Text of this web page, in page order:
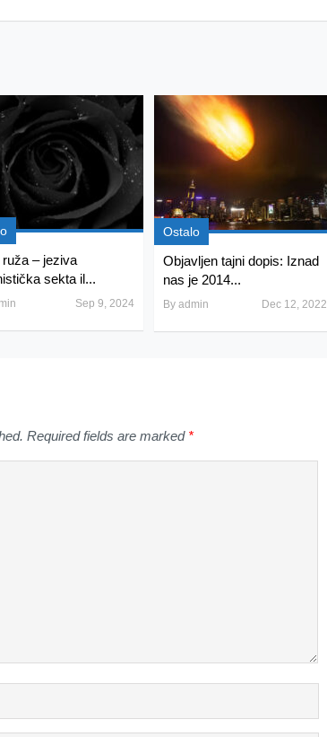
– jeziva
sekta il...
Sep 9, 2024
Ostalo
Objavljen tajni dopis: Iznad
nas je 2014...
By admin Dec 12, 2022
Required fields are marked *